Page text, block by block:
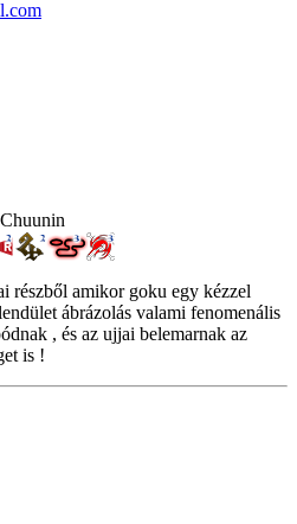
Chuunin
részből amikor goku egy kézzel
ábrázolás valami fenomenális
, és az ujjai belemarnak az
is !